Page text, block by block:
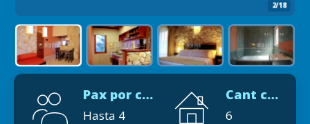
2/18
Pax por cabaña
Hasta 4
Cant cabañas
6